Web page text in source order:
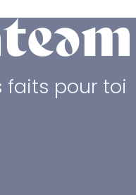
faits pour toi